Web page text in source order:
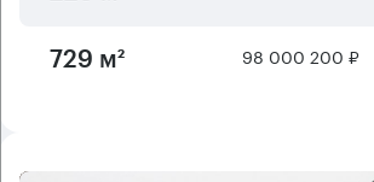
729 м² 98 000 200 ₽